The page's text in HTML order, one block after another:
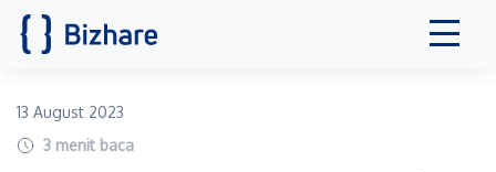
13 August 2023
3 menit baca